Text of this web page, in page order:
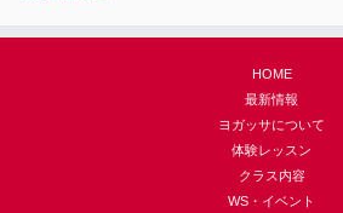
HOME
最新情報
ヨガッサについて
体験レッスン
クラス内容
WS・イベント